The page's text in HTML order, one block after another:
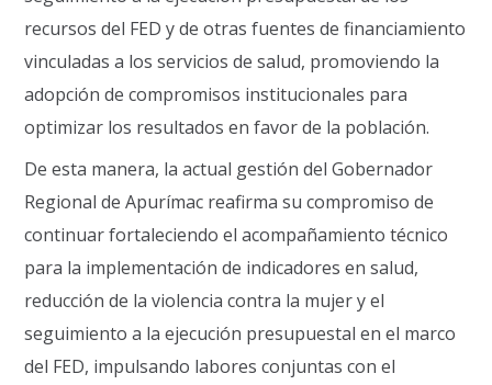
recursos del FED y de otras fuentes de financiamiento
vinculadas a los servicios de salud, promoviendo la
adopción de compromisos institucionales para
optimizar los resultados en favor de la población.
De esta manera, la actual gestión del Gobernador
Regional de Apurímac reafirma su compromiso de
continuar fortaleciendo el acompañamiento técnico
para la implementación de indicadores en salud,
reducción de la violencia contra la mujer y el
seguimiento a la ejecución presupuestal en el marco
del FED, impulsando labores conjuntas con el